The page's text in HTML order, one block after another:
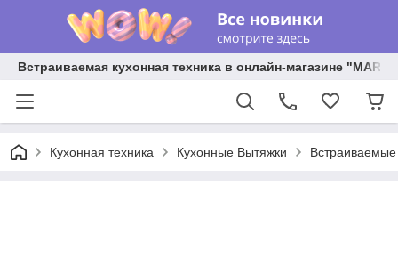
Встраиваемая кухонная техника в онлайн-магазине "MARY
Кухонная техника Кухонные Вытяжки